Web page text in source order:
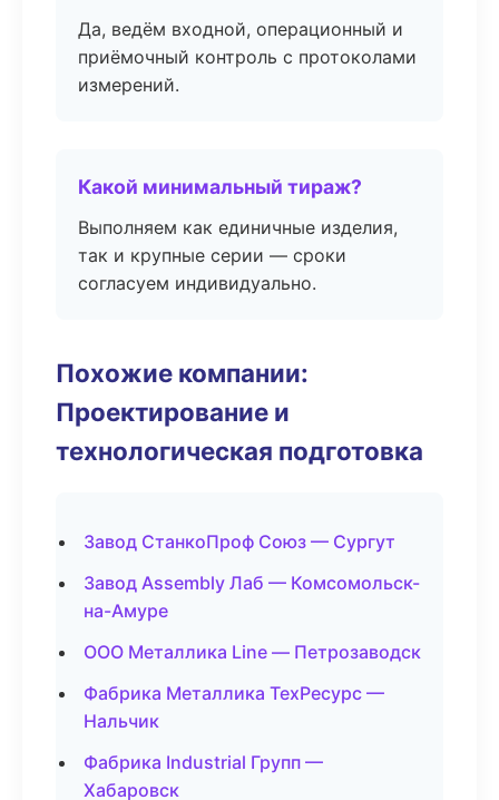
Да, ведём входной, операционный и
приёмочный контроль с протоколами
измерений.
Какой минимальный тираж?
Выполняем как единичные изделия,
так и крупные серии — сроки
согласуем индивидуально.
Похожие компании:
Проектирование и
технологическая подготовка
Завод СтанкоПроф Союз — Сургут
Завод Assembly Лаб — Комсомольск-
на-Амуре
ООО Металлика Line — Петрозаводск
Фабрика Металлика ТехРесурс —
Нальчик
Фабрика Industrial Групп —
Хабаровск